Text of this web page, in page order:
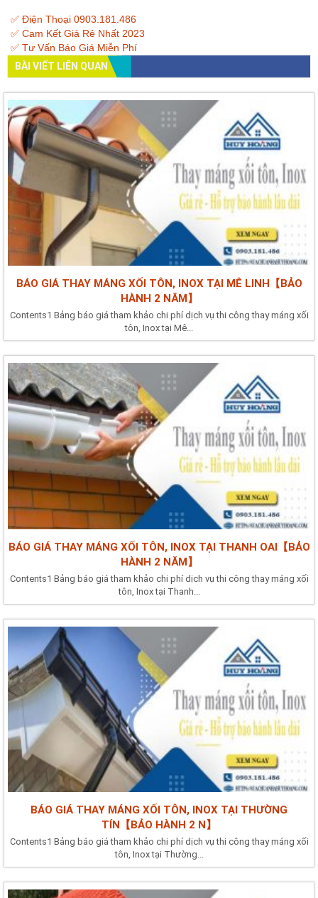
✅ Điện Thoại 0903.181.486
✅ Cam Kết Giá Rẻ Nhất 2023
✅ Tư Vấn Báo Giá Miễn Phí
BÀI VIẾT LIÊN QUAN
BÁO GIÁ THAY MÁNG XỐI TÔN, INOX TẠI MÊ LINH【BẢO
HÀNH 2 NĂM】
Contents1 Bảng báo giá tham khảo chi phí dịch vụ thi công thay máng xối
tôn, Inox tại Mê...
BÁO GIÁ THAY MÁNG XỐI TÔN, INOX TẠI THANH OAI【BẢO
HÀNH 2 NĂM】
Contents1 Bảng báo giá tham khảo chi phí dịch vụ thi công thay máng xối
tôn, Inox tại Thanh...
BÁO GIÁ THAY MÁNG XỐI TÔN, INOX TẠI THƯỜNG
TÍN【BẢO HÀNH 2 N】
Contents1 Bảng báo giá tham khảo chi phí dịch vụ thi công thay máng xối
tôn, Inox tại Thường...